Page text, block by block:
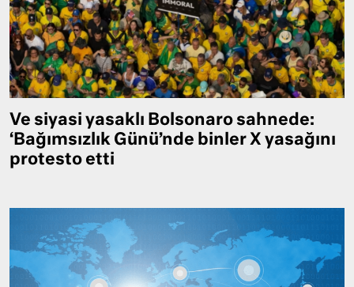
Ve siyasi yasaklı Bolsonaro sahnede:
‘Bağımsızlık Günü’nde binler X yasağını
protesto etti